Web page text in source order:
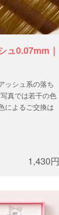
ュ0.07mm｜
ッシュ系の落ち
真では若干の色
によるご交換は
1,430円